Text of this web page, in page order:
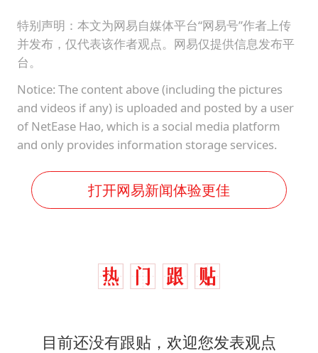
特别声明：本文为网易自媒体平台“网易号”作者上传
并发布，仅代表该作者观点。网易仅提供信息发布平
台。
Notice: The content above (including the pictures
and videos if any) is uploaded and posted by a user
of NetEase Hao, which is a social media platform
and only provides information storage services.
打开网易新闻体验更佳
目前还没有跟贴，欢迎您发表观点